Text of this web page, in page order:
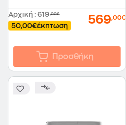
Αρχική : 619,00€
50,00€έκπτωση 569,00€
Προσθήκη